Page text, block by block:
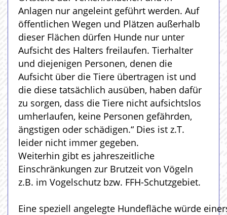
Anlagen nur angeleint geführt werden. Auf
öffentlichen Wegen und Plätzen außerhalb
dieser Flächen dürfen Hunde nur unter
Aufsicht des Halters freilaufen. Tierhalter
und diejenigen Personen, denen die
Aufsicht über die Tiere übertragen ist und
die diese tatsächlich ausüben, haben dafür
zu sorgen, dass die Tiere nicht aufsichtslos
umherlaufen, keine Personen gefährden,
ängstigen oder schädigen.“ Dies ist z.T.
leider nicht immer gegeben.
Weiterhin gibt es jahreszeitliche
Einschränkungen zur Brutzeit von Vögeln
z.B. im Vogelschutz bzw. FFH-Schutzgebiet.
Eine speziell angelegte Hundefläche würde